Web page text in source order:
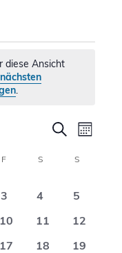
diese Ansicht
nächsten
.
Suche
SucheMonat
F FREITAGSSAMSTAG
SSONNTAG
0
3
0
4
0
5
0
10
0
11
0
12
0
17
0
18
0
19